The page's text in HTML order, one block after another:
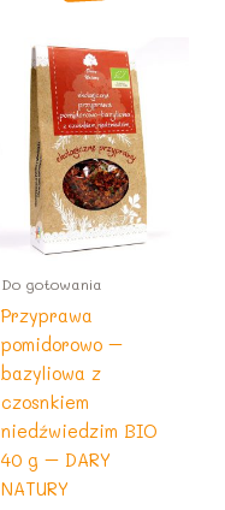
Do gotowania
Przyprawa
pomidorowo –
bazyliowa z
czosnkiem
niedźwiedzim BIO
40 g – DARY
NATURY